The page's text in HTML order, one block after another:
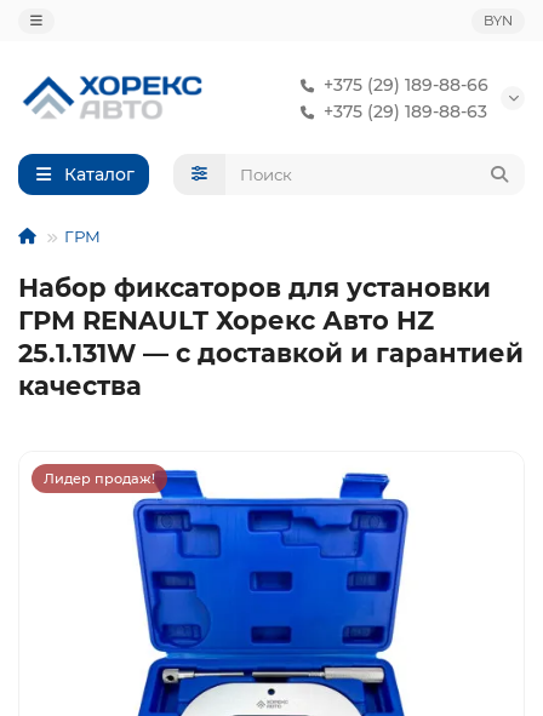
BYN
+375 (29) 189-88-66
+375 (29) 189-88-63
Каталог
ГРМ
Набор фиксаторов для установки
ГРМ RENAULT Хорекс Авто HZ
25.1.131W — с доставкой и гарантией
качества
Лидер продаж!